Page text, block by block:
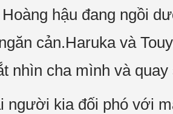
hậu đang ngồi
cản.Haruka và
nhìn cha mình và
người kia đối phó với